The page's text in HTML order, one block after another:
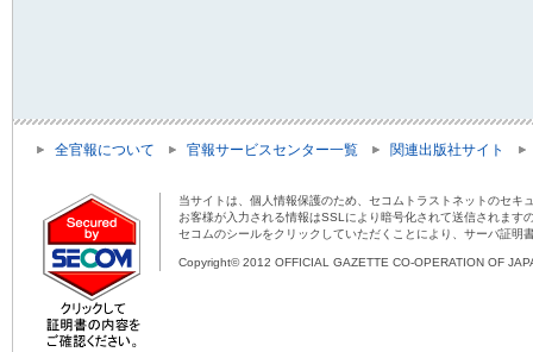
全官報について 官報サービスセンター一覧 関連出版社サイト
当サイトは、個人情報保護のため、セコムトラストネットのセキ
お客様が入力される情報はSSLにより暗号化されて送信されま
セコムのシールをクリックしていただくことにより、サーバ証明
Copyright© 2012 OFFICIAL GAZETTE CO-OPERATION OF